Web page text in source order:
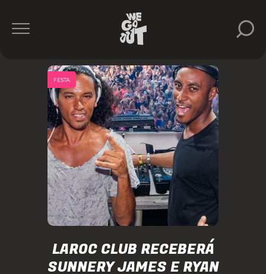
LAROC CLUB RECEBERÁ
SUNNERY JAMES E RYAN
FESTA